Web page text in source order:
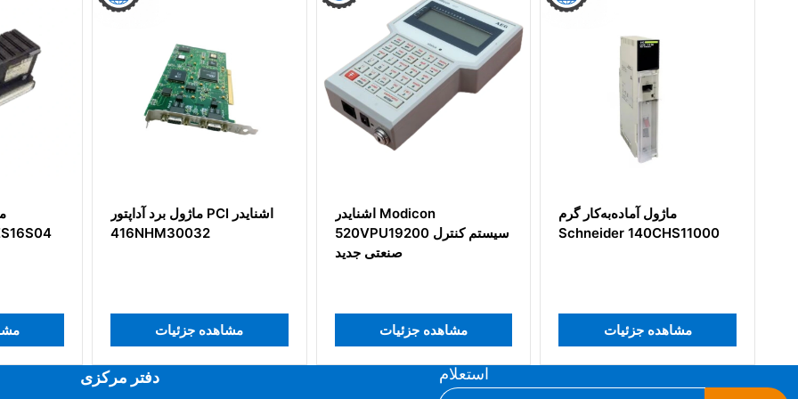
ماژول برد آداپتور PCI اشنایدر
416NHM30032
مشاهده جزئیات
اشنایدر Modicon
520VPU19200 سیستم کنترل
صنعتی جدید
مشاهده جزئیات
ماژول آماده‌به‌کار گرم
Schneider 140CHS11000
مشاهده جزئیات
Modicon
دفتر مرکزی
استعلام